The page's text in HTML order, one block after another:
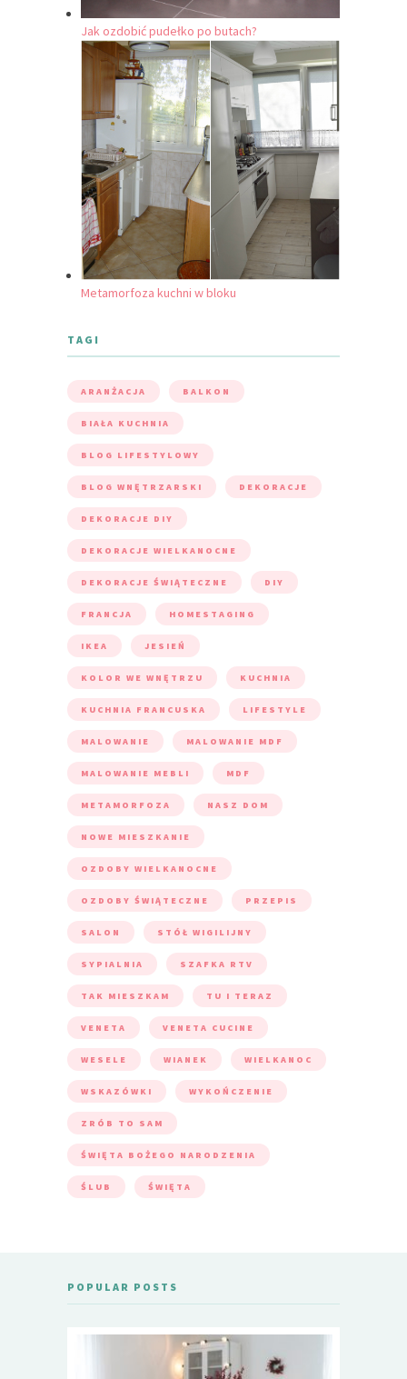
Jak ozdobić pudełko po butach?
Metamorfoza kuchni w bloku
TAGI
ARANŻACJA BALKON
BIAŁA KUCHNIA
BLOG LIFESTYLOWY
BLOG WNĘTRZARSKI DEKORACJE
DEKORACJE DIY
DEKORACJE WIELKANOCNE
DEKORACJE ŚWIĄTECZNE DIY
FRANCJA HOMESTAGING
IKEA JESIEŃ
KOLOR WE WNĘTRZU KUCHNIA
KUCHNIA FRANCUSKA LIFESTYLE
MALOWANIE MALOWANIE MDF
MALOWANIE MEBLI MDF
METAMORFOZA NASZ DOM
NOWE MIESZKANIE
OZDOBY WIELKANOCNE
OZDOBY ŚWIĄTECZNE PRZEPIS
SALON STÓŁ WIGILIJNY
SYPIALNIA SZAFKA RTV
TAK MIESZKAM TU I TERAZ
VENETA VENETA CUCINE
WESELE WIANEK WIELKANOC
WSKAZÓWKI WYKOŃCZENIE
ZRÓB TO SAM
ŚWIĘTA BOŻEGO NARODZENIA
ŚLUB ŚWIĘTA
POPULAR POSTS